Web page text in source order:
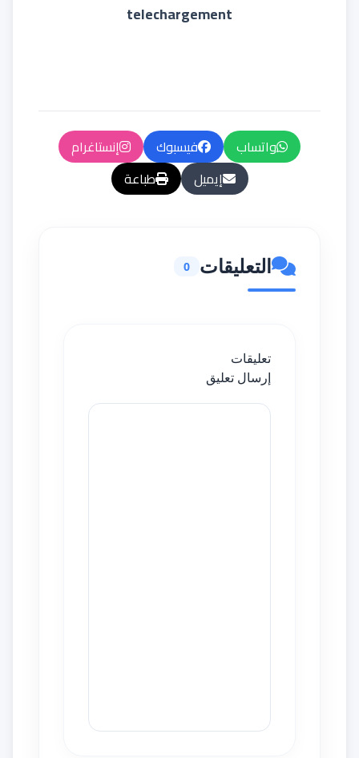
telechargement
واتساب فيسبوك
إنستاغرام
إيميل
طباعة
التعليقات 0
تعليقات
إرسال تعليق